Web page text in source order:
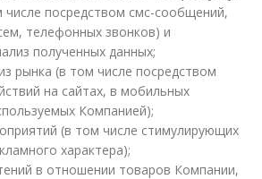
посредством смс-сообщений,
телефонных звонков) и
полученных данных;
рынка (в том числе посредством
на сайтах, в мобильных
Компанией);
(в том числе стимулирующих
характера);
в отношении товаров Компании,